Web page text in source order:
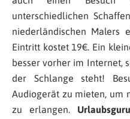
unterschiedlichen
niederländischen Malers
Eintritt kostet 19€. Ein
besser vorher im Internet,
der Schlange steht!
Audiogerät zu mieten, um
zu erlangen.